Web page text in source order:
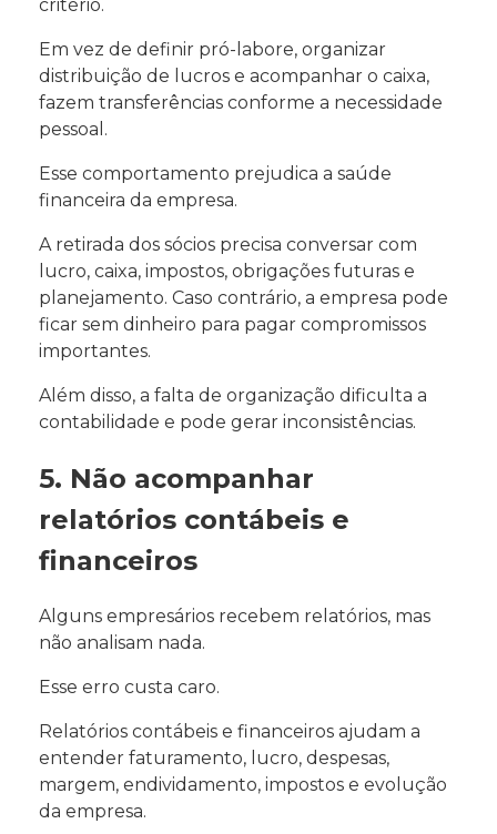
critério.
Em vez de definir pró-labore, organizar
distribuição de lucros e acompanhar o caixa,
fazem transferências conforme a necessidade
pessoal.
Esse comportamento prejudica a saúde
financeira da empresa.
A retirada dos sócios precisa conversar com
lucro, caixa, impostos, obrigações futuras e
planejamento. Caso contrário, a empresa pode
ficar sem dinheiro para pagar compromissos
importantes.
Além disso, a falta de organização dificulta a
contabilidade e pode gerar inconsistências.
5. Não acompanhar
relatórios contábeis e
financeiros
Alguns empresários recebem relatórios, mas
não analisam nada.
Esse erro custa caro.
Relatórios contábeis e financeiros ajudam a
entender faturamento, lucro, despesas,
margem, endividamento, impostos e evolução
da empresa.